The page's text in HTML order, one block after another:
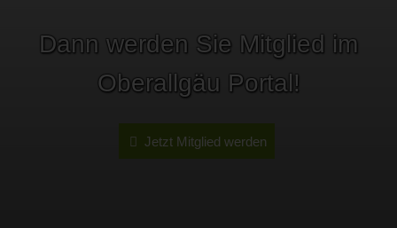
Dann werden Sie Mitglied im
Oberallgäu Portal!
Jetzt Mitglied werden